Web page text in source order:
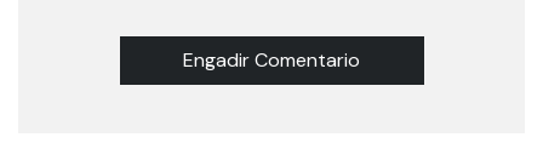
Engadir Comentario